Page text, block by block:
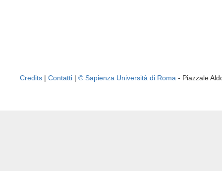
Credits | Contatti | © Sapienza Università di Roma - Piazzale